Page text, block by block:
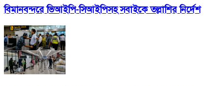
বিমানবন্দরে ভিআইপি-সিআইপিসহ সবাইকে তল্লাশির নির্দেশ